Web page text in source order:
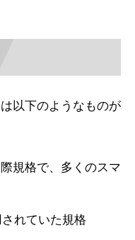
以下のようなものが
規格で、多くのスマ
れていた規格